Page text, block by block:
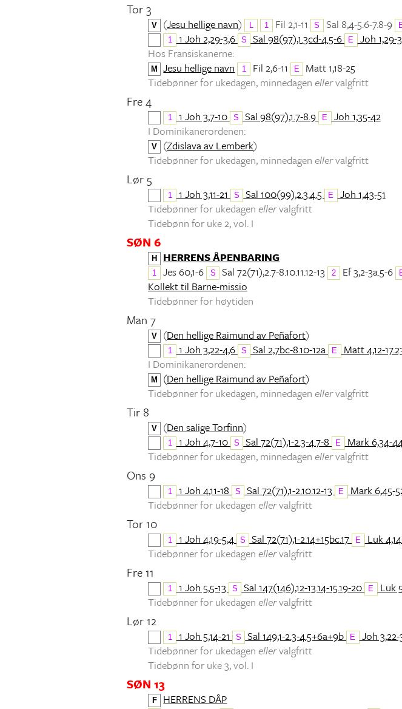
Tor 3
V (Jesu hellige navn) L 1 Fil 2,1-11 S Sal 8,4-5.6-7.8-9
1 1 Joh 2,29-3,6 S Sal 98(97),1.3cd-4.5-6 E
Joh 1,29-
Hos Fransiskanerne:
M Jesu hellige navn 1 Fil 2,6-11 E
Matt 1,18-25
Tidebønner for ukedagen, minnedagen ellervalgfritt
Fre 4
1 1 Joh 3,7-10 S Sal 98(97),1.7-8.9 E
Joh 1,35-42
I Dominikanerordenen:
V (Zdislava av Lemberk)
Tidebønner for ukedagen, minnedagen ellervalgfritt
Lør 5
1 1 Joh 3,11-21 S Sal 100(99),2.3.4.5 E
Joh 1,43-51
Tidebønner for ukedagen ellervalgfritt
Tidebønn for uke 2, vol. I
SØN 6
H HERRENS ÅPENBARING
1 Jes 60,1-6 S Sal 72(71),2.7-8.10.11.12-13 2 Ef 3,2-3a.5-6
Kollekt til Barne-missio
Tidebønner for høytiden
Man 7
V (Den hellige Raimund av Peñafort)
1 1 Joh 3,22-4,6 S Sal 2,7bc-8.10-12a E
Matt 4,12-
I Dominikanerordenen:
M (Den hellige Raimund av Peñafort)
Tidebønner for ukedagen, minnedagen ellervalgfritt
Tir 8
V (Den salige Torfinn)
1 1 Joh 4,7-10 S Sal 72(71),1-2.3-4.7-8 E
Mark 6,34-
Tidebønner for ukedagen, minnedagen ellervalgfritt
Ons 9
1 1 Joh 4,11-18 S Sal 72(71),1-2.10.12-13 E
Mark 6,45-
Tidebønner for ukedagen ellervalgfritt
Tor 10
1 1 Joh 4,19-5,4 S Sal 72(71),1-2.14+15bc.17 E
Luk
Tidebønner for ukedagen ellervalgfritt
Fre 11
1 1 Joh 5,5-13 S Sal 147(146),12-13.14-15.19-20 E
Luk
Tidebønner for ukedagen ellervalgfritt
Lør 12
1 1 Joh 5,14-21 S Sal 149,1-2.3-4.5+6a+9b E
Joh
Tidebønner for ukedagen ellervalgfritt
Tidebønn for uke 3, vol. I
SØN 13
F
HERRENS DÅP